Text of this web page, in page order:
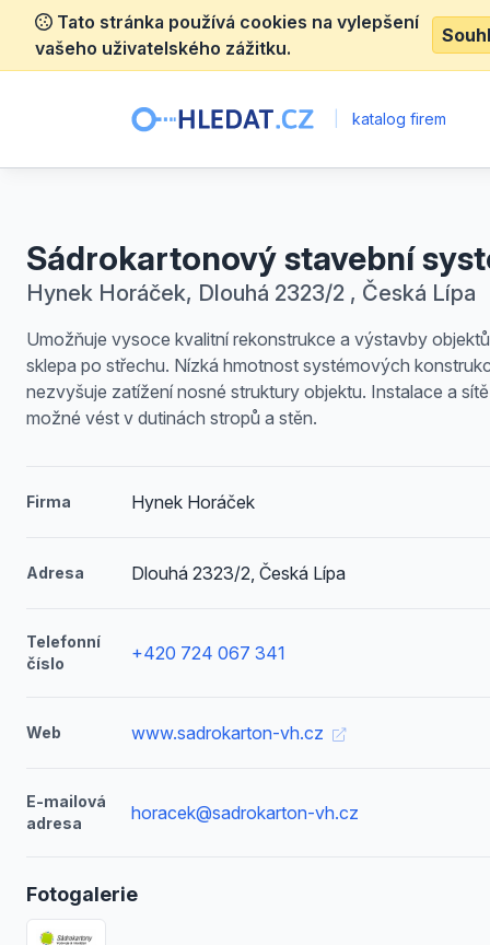
Tato stránka používá cookies na vylepšení
vašeho uživatelského zážitku.
katalog firem
Sádrokartonový stavební
Hynek Horáček, Dlouhá 2323/2 , Česká Lípa
Umožňuje vysoce kvalitní rekonstrukce a výstavby
sklepa po střechu. Nízká hmotnost systémových
nezvyšuje zatížení nosné struktury objektu. Instalace a
možné vést v dutinách stropů a stěn.
Firma Hynek Horáček
Adresa Dlouhá 2323/2, Česká Lípa
Telefonní
číslo
+420 724 067 341
Web www.sadrokarton-vh.cz
E-mailová
adresa
horacek@sadrokarton-vh.cz
Fotogalerie